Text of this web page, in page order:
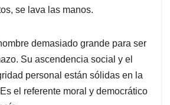
se lava las manos.
demasiado grande para ser
Su ascendencia social y el
personal están sólidas en la
el referente moral y democrático